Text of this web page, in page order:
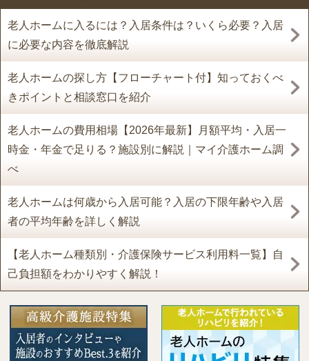
老人ホームに入るには？入居条件は？いくら必要？入居
に必要な内容を徹底解説
老人ホームの探し方【フローチャート付】知っておくべ
きポイントと相談窓口を紹介
老人ホームの費用相場【2026年最新】月額平均・入居一
時金・年金で足りる？施設別に解説｜マイ介護ホーム調
べ
老人ホームは何歳から入居可能？入居の下限年齢や入居
者の平均年齢を詳しく解説
【老人ホーム種類別・介護保険サービス利用料一覧】自
己負担額をわかりやすく解説！